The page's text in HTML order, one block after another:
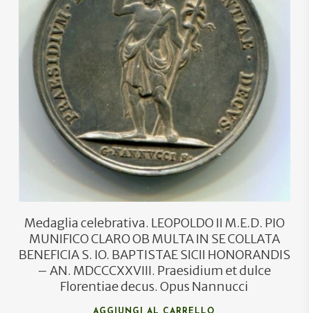
€ 25,00
€23,00
Medaglia celebrativa. LEOPOLDO II M.E.D. PIO
MUNIFICO CLARO OB MULTA IN SE COLLATA
BENEFICIA S. IO. BAPTISTAE SICII HONORANDIS
– AN. MDCCCXXVIII. Praesidium et dulce
Florentiae decus. Opus Nannucci